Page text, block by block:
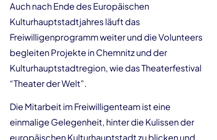
Auch nach Ende des Europäischen
Kulturhauptstadtjahres läuft das
Freiwilligenprogramm weiter und die Volunteers
begleiten Projekte in Chemnitz und der
Kulturhauptstadtregion, wie das Theaterfestival
“Theater der Welt”.
Die Mitarbeit im Freiwilligenteam ist eine
einmalige Gelegenheit, hinter die Kulissen der
europäischen Kulturhauptstadt zu blicken und